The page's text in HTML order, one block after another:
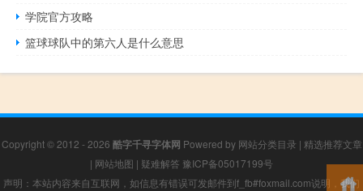
学院官方攻略
篮球球队中的第六人是什么意思
Copyright © 2012 - 2026 酷字千寻字体网 Powered by 网站分类目录 | 精选推荐文章
| 网站地图 | 疑难解答 豫ICP备05017199号
声明：本站内容来自互联网，如信息有错误可发邮件到f_fb#foxmail.com说明，我们